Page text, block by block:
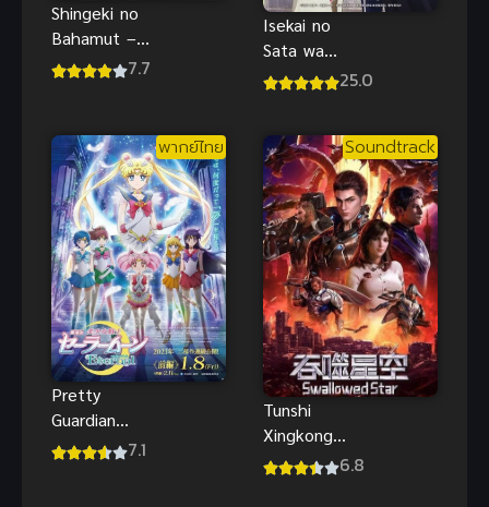
Shingeki no
Bahamut –
Genesis (ซับ
7.7
Isekai no
Sata wa
Shachiku 25.0
พากย์ไทย
Pretty
Guardian
Sailor Moon7.1
Soundtrack
Tunshi
Xingkong
มหาศึกล้าง6.8